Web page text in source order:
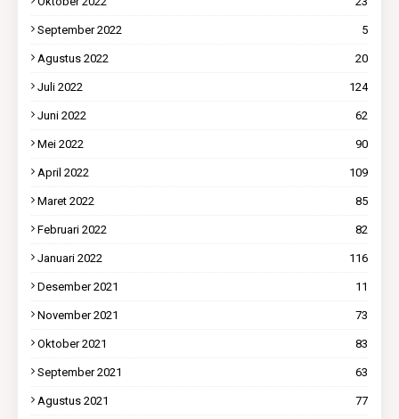
September 2022 5
Agustus 2022 20
Juli 2022 124
Juni 2022 62
Mei 2022 90
April 2022 109
Maret 2022 85
Februari 2022 82
Januari 2022 116
Desember 2021 11
November 2021 73
Oktober 2021 83
September 2021 63
Agustus 2021 77